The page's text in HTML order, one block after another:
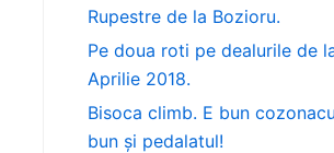
Rupestre de la Bozioru.
Pe doua roti pe dealurile de
Aprilie 2018.
Bisoca climb. E bun
bun și pedalatul!